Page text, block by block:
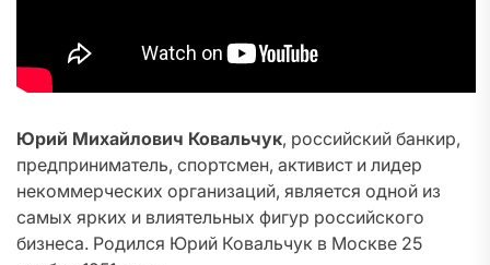
Юрий Михайлович Ковальчук, российский банкир,
предприниматель, спортсмен, активист и лидер
некоммерческих организаций, является одной из
самых ярких и влиятельных фигур российского
бизнеса. Родился Юрий Ковальчук в Москве 25